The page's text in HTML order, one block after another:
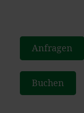
Anfragen
Buchen